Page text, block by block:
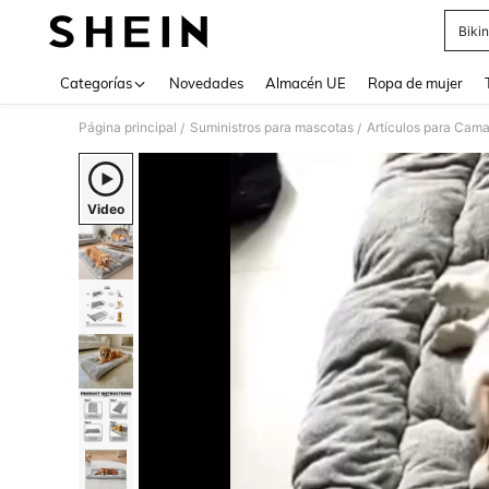
Categorías Novedades Almacén UE Ropa de mujer
Página principal / Suministros para mascotas / Artículos para
Video